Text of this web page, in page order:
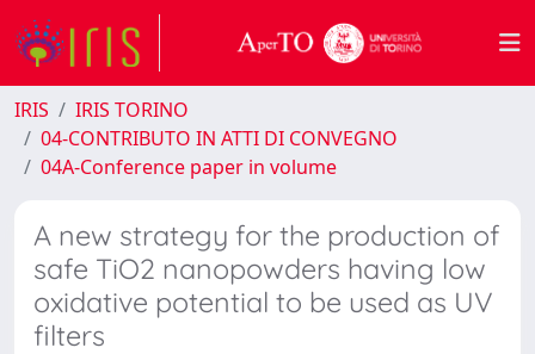
IRIS
IRIS TORINO
04-CONTRIBUTO IN ATTI DI CONVEGNO
04A-Conference paper in volume
A new strategy for the production of
safe TiO2 nanopowders having low
oxidative potential to be used as UV
filters